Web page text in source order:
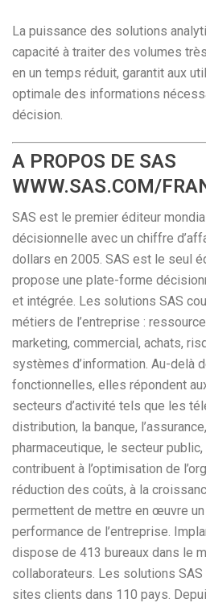
La puissance des solutions
capacité à traiter des volumes
en un temps réduit, garantit aux
optimale des informations
décision.
A PROPOS DE SAS
WWW.SAS.COM/
SAS est le premier éditeur
décisionnelle avec un chiffre
dollars en 2005. SAS est le seul
propose une plate-forme
et intégrée. Les solutions SAS
métiers de l’entreprise :
marketing, commercial, achats,
systèmes d’information. Au-delà
fonctionnelles, elles répondent
secteurs d’activité tels que les
distribution, la banque,
pharmaceutique, le secteur
contribuent à l’optimisation de
réduction des coûts, à la
permettent de mettre en œuvre
performance de l’entreprise.
dispose de 413 bureaux dans le
collaborateurs. Les solutions
sites clients dans 110 pays.